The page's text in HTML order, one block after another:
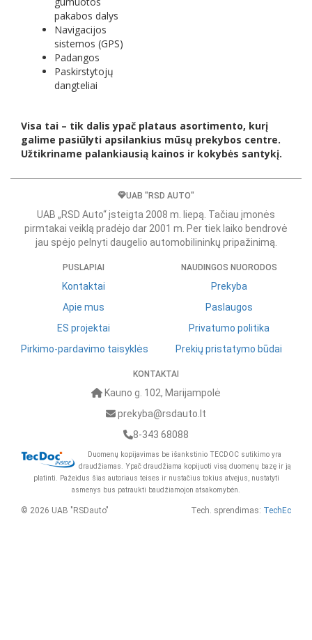
pakabos dalys
Navigacijos
sistemos (GPS)
Padangos
Paskirstytojų
dangteliai
Visa tai – tik dalis ypač plataus asortimento, kurį
galime pasiūlyti apsilankius mūsų prekybos centre.
Užtikriname palankiausią kainos ir kokybės santykį.
UAB "RSD AUTO"
UAB „RSD Auto“ įsteigta 2008 m. liepą. Tačiau įmonės
pirmtakai veiklą pradėjo dar 2001 m. Per tiek laiko bendrovė
jau spėjo pelnyti daugelio automobilininkų pripažinimą.
PUSLAPIAI
Kontaktai
Apie mus
ES projektai
Pirkimo-pardavimo taisyklės
NAUDINGOS NUORODOS
Prekyba
Paslaugos
Privatumo politika
Prekių pristatymo būdai
KONTAKTAI
Kauno g. 102, Marijampolė
prekyba@rsdauto.lt
8-343 68088
Duomenų kopijavimas be išankstinio TECDOC sutikimo yra
draudžiamas. Ypač draudžiama kopijuoti visą duomenų bazę ir ją
platinti. Pažeidus šias autoriaus teises ir nustačius tokius atvejus, nustatyti
asmenys bus patraukti baudžiamojon atsakomybėn.
© 2026 UAB "RSDauto" Tech. sprendimas: TechEc